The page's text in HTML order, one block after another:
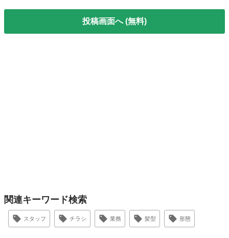
投稿画面へ (無料)
関連キーワード検索
スタッフ チラシ 業務 髪型 形態